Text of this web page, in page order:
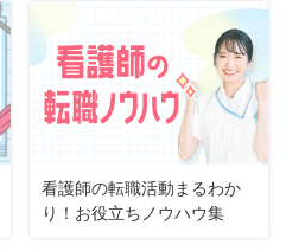
看護師の転職活動まるわか
り！お役立ちノウハウ集